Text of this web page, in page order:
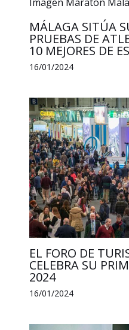
MÁLAGA SITÚA
PRUEBAS DE
10 MEJORES DE
16/01/2024
EL FORO DE
CELEBRA SU
2024
16/01/2024